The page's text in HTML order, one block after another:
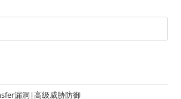
漏洞|高级威胁防御